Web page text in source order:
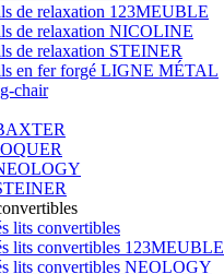
de relaxation 123MEUBLE
de relaxation NICOLINE
de relaxation STEINER
en fer forgé LIGNE MÉTAL
chair
lits convertibles
lits convertibles 123MEUBLE
lits convertibles NEOLOGY